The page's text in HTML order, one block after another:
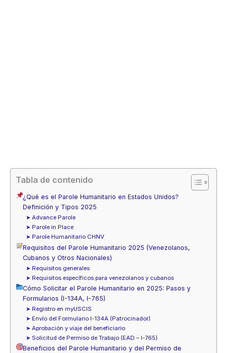
Tabla de contenido
¿Qué es el Parole Humanitario en Estados Unidos?
Definición y Tipos 2025
➤ Advance Parole
➤ Parole in Place
➤ Parole Humanitario CHNV
Requisitos del Parole Humanitario 2025 (Venezolanos,
Cubanos y Otros Nacionales)
➤ Requisitos generales
➤ Requisitos específicos para venezolanos y cubanos
Cómo Solicitar el Parole Humanitario en 2025: Pasos y
Formularios (I-134A, I-765)
➤ Registro en myUSCIS
➤ Envío del Formulario I-134A (Patrocinador)
➤ Aprobación y viaje del beneficiario
➤ Solicitud de Permiso de Trabajo (EAD – I-765)
Beneficios del Parole Humanitario y del Permiso de